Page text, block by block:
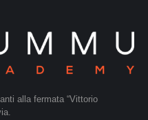
alla fermata “Vittorio